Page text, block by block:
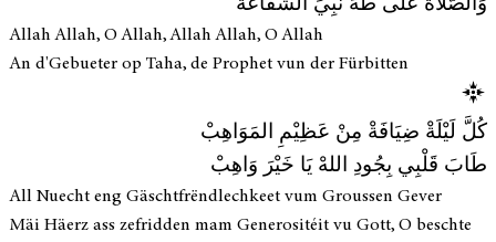
Allah Allah, O Allah, Allah Allah, O Allah
An d'Gebueter op Taha, de Prophet vun der Fürbitten
كُلَّ لَيْلَةْ ضِيَافَةْ مِنْ عَظِيْمِ المَوَاهِبْ
طَابَ قَلْبِي بِجُودِ اللهْ يَا خَيْرَ وَاهِبْ
All Nuecht eng Gäschtfrëndlechkeet vum Groussen Gever
Mäi Häerz ass zefridden mam Generositéit vu Gott, O beschte